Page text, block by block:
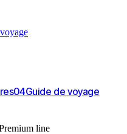
04Guide de voyage
line